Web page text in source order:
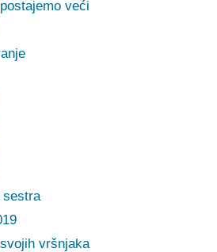
veći
sestra
vršnjaka